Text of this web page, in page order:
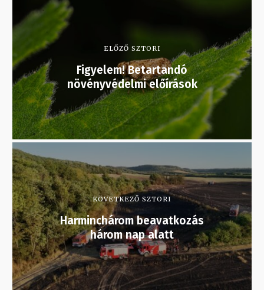
ELŐZŐ SZTORI
Figyelem! Betartandó
növényvédelmi előírások
KÖVETKEZŐ SZTORI
Harminchárom beavatkozás
három nap alatt